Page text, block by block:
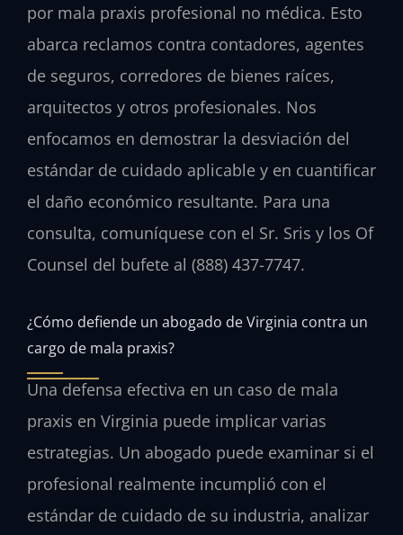
por mala praxis profesional no médica. Esto
abarca reclamos contra contadores, agentes
de seguros, corredores de bienes raíces,
arquitectos y otros profesionales. Nos
enfocamos en demostrar la desviación del
estándar de cuidado aplicable y en cuantificar
el daño económico resultante. Para una
consulta, comuníquese con el Sr. Sris y los Of
Counsel del bufete al (888) 437-7747.
¿Cómo defiende un abogado de Virginia contra un
cargo de mala praxis?
Una defensa efectiva en un caso de mala
praxis en Virginia puede implicar varias
estrategias. Un abogado puede examinar si el
profesional realmente incumplió con el
estándar de cuidado de su industria, analizar